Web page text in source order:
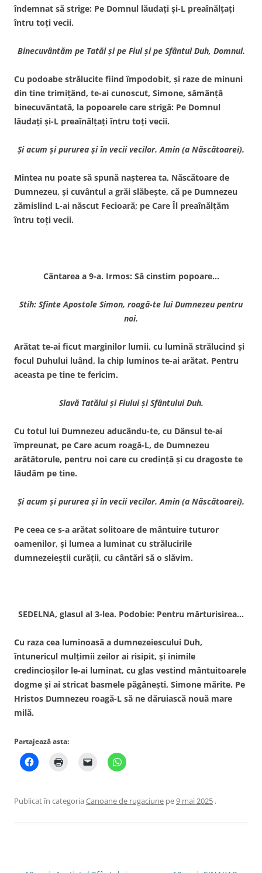
îndemnat să strige: Pe Domnul lăudaţi şi-L preaînălţaţi
întru toţi vecii.
Binecuvântăm pe Tatăl şi pe Fiul şi pe SfântulDuh, Domnul.
Cu podoabe strălucite fiind împodobit, şi raze de minuni
din tine trimiţând, te-ai cunoscut, Simone, sămânţă
binecuvântată, la popoarele care strigă: Pe Domnul
lăudaţi şi-L preaînălţaţi întru toţi vecii.
Şi acum şi pururea şi în vecii vecilor. Amin (a Născătoarei).
Mintea nu poate să spună naşterea ta, Născătoare de
Dumnezeu, şi cuvântul a grăi slăbeşte, că pe Dumnezeu
zămislind L-ai născut Fecioară; pe Care Îl preaînălţăm
întru toţi vecii.
Cântarea a 9-a. Irmos: Să cinstim popoare…
Stih: Sfinte Apostole Simon, roagă-te lui Dumnezeu pentru
noi.
Arătat te-ai ficut marginilor lumii, cu lumină strălucind şi
focul Duhului luând, la chip luminos te-ai arătat. Pentru
aceasta pe tine te fericim.
Slavă Tatălui şi Fiului şi Sfântului Duh.
Cu totul lui Dumnezeu aducându-te, cu Dânsul te-ai
împreunat, pe Care acum roagă-L, de Dumnezeu
arătătorule, pentru noi care cu credinţă şi cu dragoste te
lăudăm pe tine.
Şi acum şi pururea şi în vecii vecilor. Amin (a Născătoarei).
Pe ceea ce s-a arătat solitoare de mântuire tuturor
oamenilor, şi lumea a luminat cu strălucirile
dumnezeieştii curăţii, cu cântări să o slăvim.
SEDELNA, glasul al 3-lea. Podobie: Pentru mărturisirea…
Cu raza cea luminoasă a dumnezeiescului Duh,
întunericul mulţimii zeilor ai risipit, şi inimile
credincioşilor le-ai luminat, cu glas vestind mântuitoarele
dogme şi ai stricat basmele păgâneşti, Simone mărite. Pe
Hristos Dumnezeu roagă-L să ne dăruiască nouă mare
milă.
Partajează asta:
Publicat în categoria Canoane de rugaciune pe9 mai 2025 .